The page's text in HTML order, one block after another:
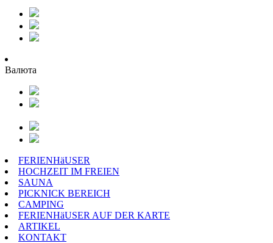
Валюта
FERIENHäUSER
HOCHZEIT IM FREIEN
SAUNA
PICKNICK BEREICH
CAMPING
FERIENHäUSER AUF DER KARTE
ARTIKEL
KONTAKT